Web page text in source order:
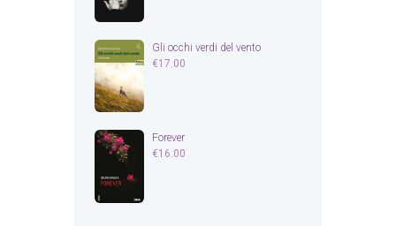
Gli occhi verdi del vento
€17.00
Forever
€16.00